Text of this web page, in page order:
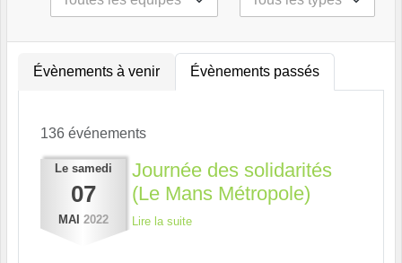
Évènements à venir Évènements passés
136 événements
Le samedi
07
MAI 2022
Journée des solidarités
(Le Mans Métropole)
Lire la suite